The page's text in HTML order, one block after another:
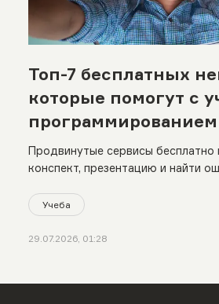
Топ-7 бесплатных
которые помогут с
программированием
Продвинутые сервисы бесплатно
конспект, презентацию и найти
Учеба
29.07.2026, 01:28